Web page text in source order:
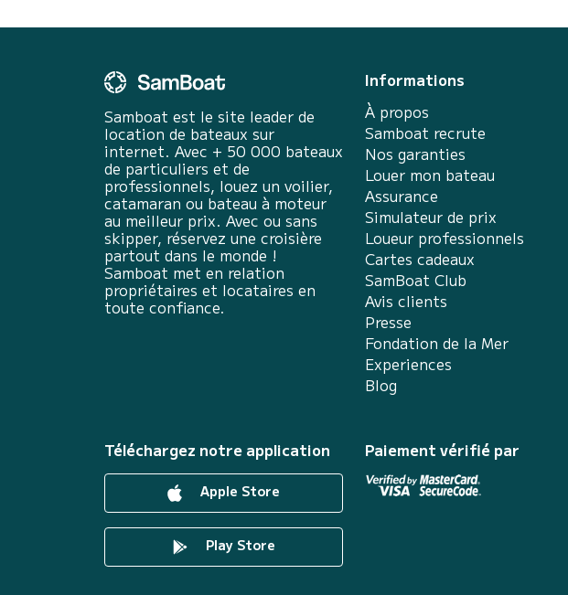
Samboat est le site leader de
location de bateaux sur
internet. Avec + 50 000 bateaux
de particuliers et de
professionnels, louez un voilier,
catamaran ou bateau à moteur
au meilleur prix. Avec ou sans
skipper, réservez une croisière
partout dans le monde !
Samboat met en relation
propriétaires et locataires en
toute confiance.
Informations
À propos
Samboat recrute
Nos garanties
Louer mon bateau
Assurance
Simulateur de prix
Loueur professionnels
Cartes cadeaux
SamBoat Club
Avis clients
Presse
Fondation de la Mer
Experiences
Blog
Téléchargez notre application
Apple Store
Play Store
Paiement vérifié par